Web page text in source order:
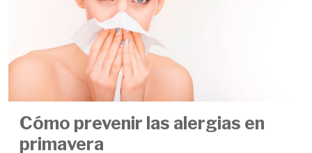
Cómo prevenir las alergias en
primavera